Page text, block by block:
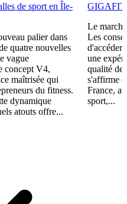
de sport en Île-
palier dans
quatre nouvelles
vague
concept V4,
maîtrisée qui
du fitness.
dynamique
atouts offre...
GIGAFIT
Le
Les
d'accéder
une
qualité
s'affirme
France,
sport,...